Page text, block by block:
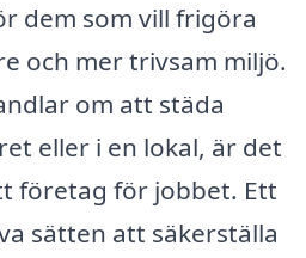
dem som vill frigöra
och mer trivsam miljö.
om att städa
eller i en lokal, är det
företag för jobbet. Ett
sätten att säkerställa